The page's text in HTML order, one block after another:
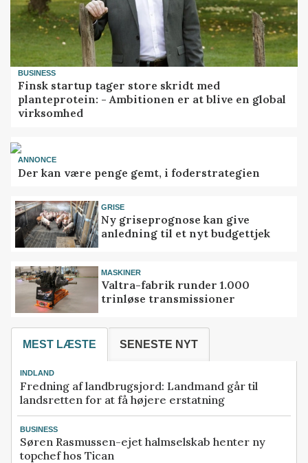
BUSINESS
Finsk startup tager store skridt med
planteprotein: - Ambitionen er at blive en global
virksomhed
ANNONCE
Der kan være penge gemt, i foderstrategien
GRISE
Ny griseprognose kan give
anledning til et nyt budgettjek
MASKINER
Valtra-fabrik runder 1.000
trinløse transmissioner
MEST LÆSTE SENESTE NYT
INDLAND
Fredning af landbrugsjord: Landmand går til
landsretten for at få højere erstatning
BUSINESS
Søren Rasmussen-ejet halmselskab henter ny
topchef hos Tican